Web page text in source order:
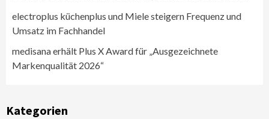
electroplus küchenplus und Miele steigern Frequenz und
Umsatz im Fachhandel
medisana erhält Plus X Award für „Ausgezeichnete
Markenqualität 2026“
Kategorien